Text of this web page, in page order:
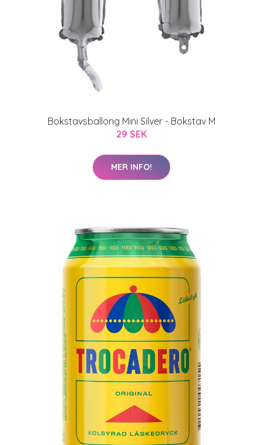
Bokstavsballong Mini Silver - Bokstav M
29 SEK
MER INFO!